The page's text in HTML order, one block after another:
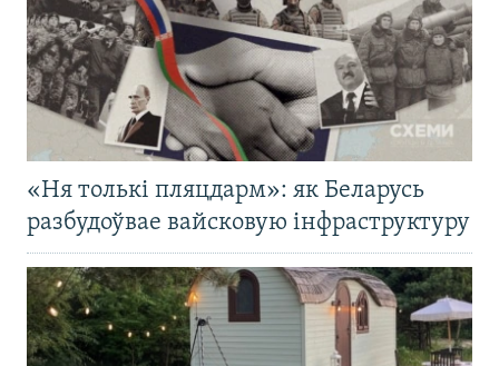
«Ня толькі пляцдарм»: як Беларусь
разбудоўвае вайсковую інфраструктуру